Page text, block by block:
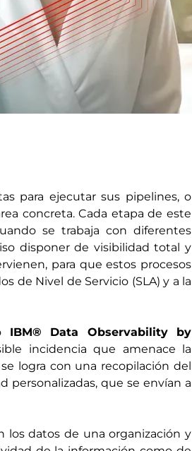
para ejecutar sus pipelines, o
concreta. Cada etapa de este
se trabaja con diferentes
disponer de visibilidad total y
para que estos procesos
de Nivel de Servicio (SLA) y a la
IBM® Data Observability by
incidencia que amenace la
logra con una recopilación del
personalizadas, que se envían a
los datos de una organización y